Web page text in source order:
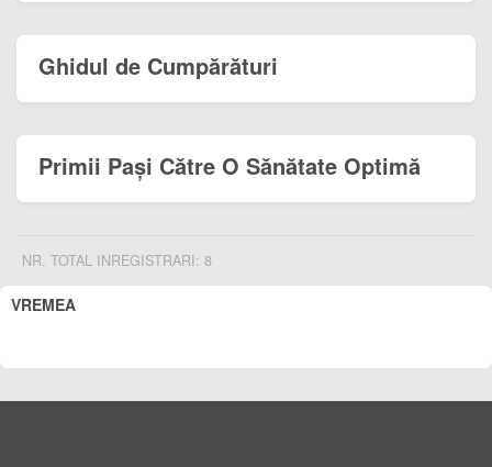
Ghidul de Cumpărături
Primii Pași Către O Sănătate Optimă
NR. TOTAL INREGISTRARI: 8
VREMEA